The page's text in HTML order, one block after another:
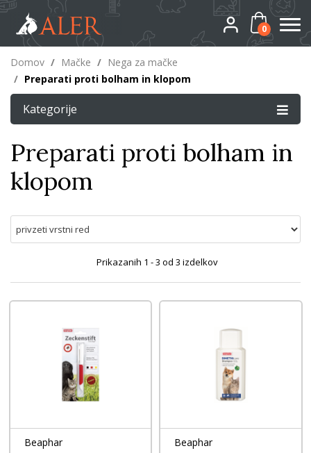
0
Domov / Mačke / Nega za mačke
/ Preparati proti bolham in klopom
Kategorije
Preparati proti bolham in
klopom
Prikazanih 1 - 3 od 3 izdelkov
Beaphar
Beaphar